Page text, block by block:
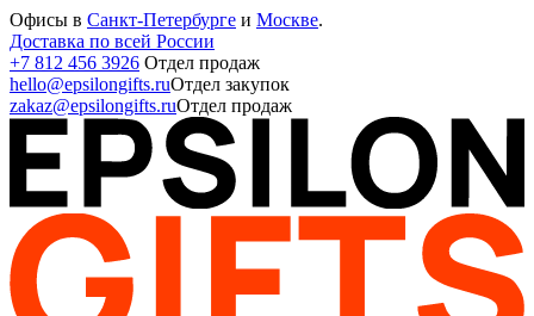
Офисы в Санкт-Петербурге и Москве.
Доставка по всей России
+7 812 456 3926 Отдел продаж
hello@epsilongifts.ruОтдел закупок
zakaz@epsilongifts.ruОтдел продаж